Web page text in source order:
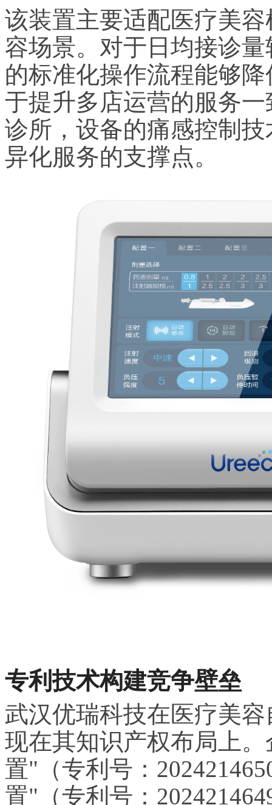
该装置主要适配医疗美
容场景。对于日均接诊
的标准化操作流程能够
于提升多店运营的服务
诊所，设备的痛感控制
异化服务的支撑点。
专利技术构建竞争壁垒
武汉优瑞科技在医疗美
现在其知识产权布局上
置"（专利号：
置"（专利号：